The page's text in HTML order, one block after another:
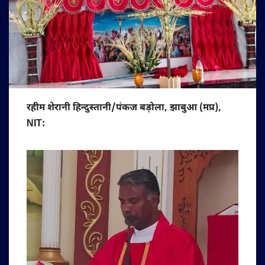
रहीम शेरानी हिन्दुस्तानी/पंकज बड़ोला, झाबुआ (मप्र),
NIT: